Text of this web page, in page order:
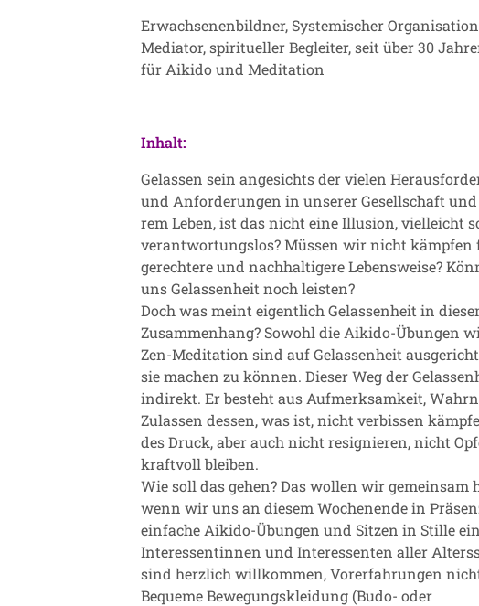
Erwachsenenbildner, Systemischer
Mediator, spiritueller Begleiter, seit über 30
für Aikido und Meditation
Inhalt:
Gelassen sein angesichts der vielen
und Anforderungen in unserer Gesellschaft
rem Leben, ist das nicht eine Illusion, vielleicht
verantwortungslos? Müssen wir nicht kämpfen
gerechtere und nachhaltigere Lebensweise?
uns Gelassenheit noch leisten?
Doch was meint eigentlich Gelassenheit in
Zusammenhang? Sowohl die Aikido-Übungen
Zen-Meditation sind auf Gelassenheit
sie machen zu können. Dieser Weg der
indirekt. Er besteht aus Aufmerksamkeit,
Zulassen dessen, was ist, nicht verbissen
des Druck, aber auch nicht resignieren, nicht
kraftvoll bleiben.
Wie soll das gehen? Das wollen wir gemeinsam
wenn wir uns an diesem Wochenende in
einfache Aikido-Übungen und Sitzen in Stille
Interessentinnen und Interessenten aller
sind herzlich willkommen, Vorerfahrungen
Bequeme Bewegungskleidung (Budo- oder